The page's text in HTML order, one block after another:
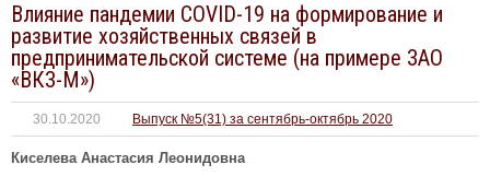
Влияние пандемии COVID-19 на формирование и
развитие хозяйственных связей в
предпринимательской системе (на примере ЗАО
«ВКЗ-М»)
30.10.2020 Выпуск №5(31) за сентябрь-октябрь 2020
Киселева Анастасия Леонидовна